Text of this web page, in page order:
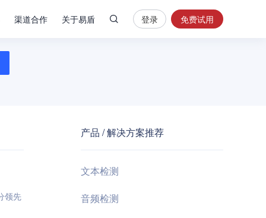
渠道合作 关于易盾
安
全
登录 免费试用
领先
产品 / 解决方案推荐
文本检测
音频检测